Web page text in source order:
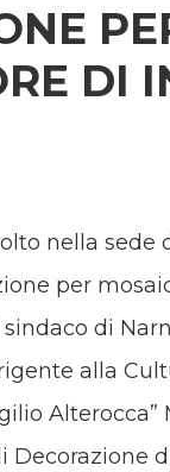
DI
nella sede
per
di
alla
Alterocca”